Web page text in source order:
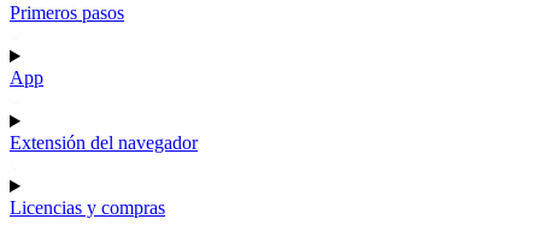
Primeros pasos
App
Extensión del navegador
Licencias y compras